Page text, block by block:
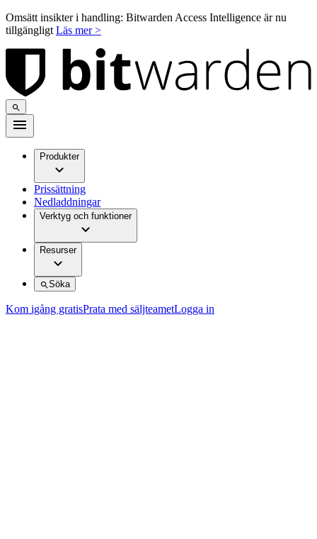
Omsätt insikter i handling: Bitwarden Access Intelligence är nu
tillgängligt Läs mer >
Produkter
Prissättning
Nedladdningar
Verktyg och funktioner
Resurser
Söka
Kom igång gratisPrata med säljteametLogga in